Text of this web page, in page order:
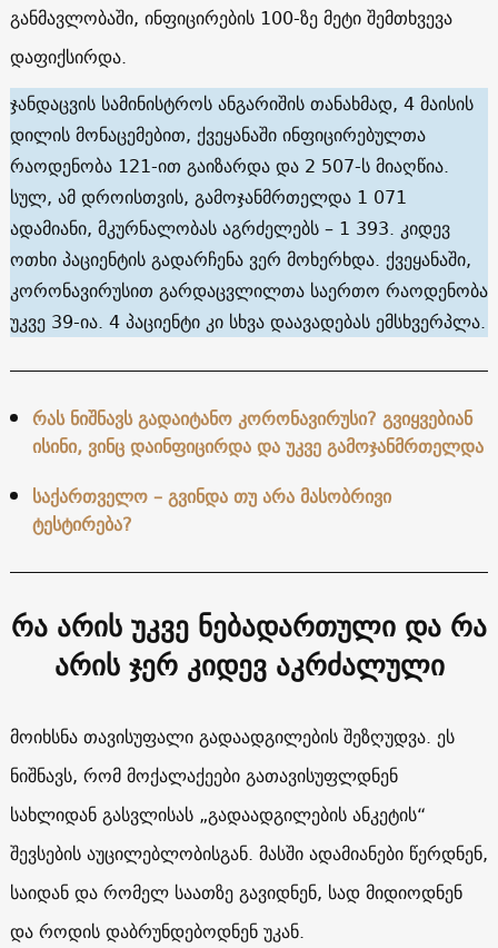
განმავლობაში, ინფიცირების 100-ზე მეტი შემთხვევა
დაფიქსირდა.
ჯანდაცვის სამინისტროს ანგარიშის თანახმად, 4 მაისის
დილის მონაცემებით, ქვეყანაში ინფიცირებულთა
რაოდენობა 121-ით გაიზარდა და 2 507-ს მიაღწია.
სულ, ამ დროისთვის, გამოჯანმრთელდა 1 071
ადამიანი, მკურნალობას აგრძელებს – 1 393. კიდევ
ოთხი პაციენტის გადარჩენა ვერ მოხერხდა. ქვეყანაში,
კორონავირუსით გარდაცვლილთა საერთო რაოდენობა
უკვე 39-ია. 4 პაციენტი კი სხვა დაავადებას ემსხვერპლა.
რას ნიშნავს გადაიტანო კორონავირუსი? გვიყვებიან
ისინი, ვინც დაინფიცირდა და უკვე გამოჯანმრთელდა
საქართველო – გვინდა თუ არა მასობრივი
ტესტირება?
რა არის უკვე ნებადართული და რა
არის ჯერ კიდევ აკრძალული
მოიხსნა თავისუფალი გადაადგილების შეზღუდვა. ეს
ნიშნავს, რომ მოქალაქეები გათავისუფლდნენ
სახლიდან გასვლისას „გადაადგილების ანკეტის“
შევსების აუცილებლობისგან. მასში ადამიანები წერდნენ,
საიდან და რომელ საათზე გავიდნენ, სად მიდიოდნენ
და როდის დაბრუნდებოდნენ უკან.